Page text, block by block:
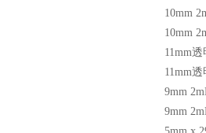
10mm
10mm
11mm透
11mm透
9mm
9mm